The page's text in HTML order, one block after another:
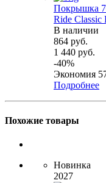
Покрышка
Ride Classic
В наличии
864 руб.
1 440 руб.
-40%
Экономия
Подробнее
Похожие товары
Новинка
2027